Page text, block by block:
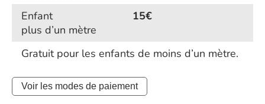
Enfant
15€
plus d’un mètre
Gratuit pour les enfants de moins d’un mètre.
Voir les modes de paiement